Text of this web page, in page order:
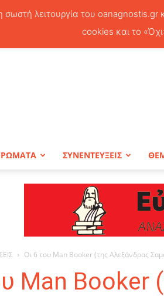
ΣΥΝΕΝΤΕΥΞΕΙΣ
Οι 6 του Μan Booker (της Αλεξάνδρας
Μan Booker
σωστή λειτουργία του oanagnostis.gr
cookies και το